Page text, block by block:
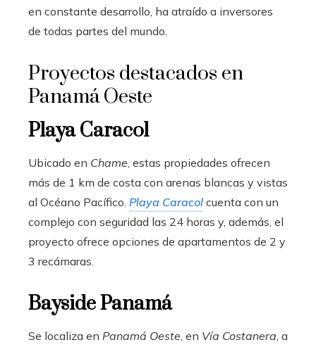
en constante desarrollo, ha atraído a inversores
de todas partes del mundo.
Proyectos destacados en
Panamá Oeste
Playa Caracol
Ubicado en Chame , estas propiedades ofrecen
más de 1 km de costa con arenas blancas y vistas
al Océano Pacífico. Playa Caracol cuenta con un
complejo con seguridad las 24 horas y, además, el
proyecto ofrece opciones de apartamentos de 2 y
3 recámaras.
Bayside Panamá
Se localiza en Panamá Oeste , en Vía Costanera , a